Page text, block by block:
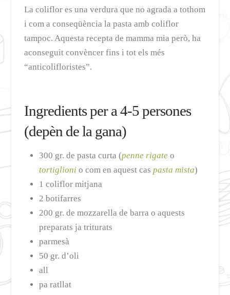
La coliflor es una verdura que no agrada a tothom
i com a conseqüència la pasta amb coliflor
tampoc. Aquesta recepta de mamma mia però, ha
aconseguit convèncer fins i tot els més
“anticolifloristes”.
Ingredients per a 4-5 persones
(depèn de la gana)
300 gr. de pasta curta (penne rigate o
tortiglioni o com en aquest cas pasta mista)
1 coliflor mitjana
2 botifarres
200 gr. de mozzarella de barra o aquests
preparats ja triturats
parmesà
50 gr. d’oli
all
pa ratllat